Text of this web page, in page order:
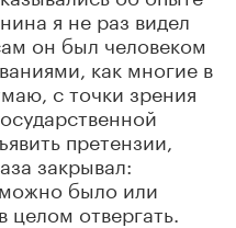
я не раз видел
он был человеком
как многие в
с точки зрения
претензии,
закрывал:
было или
отвергать.